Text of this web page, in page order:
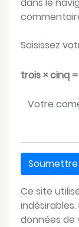
Saisissez
trois × cinq =
Votre
Ce site
indésirables.
données de